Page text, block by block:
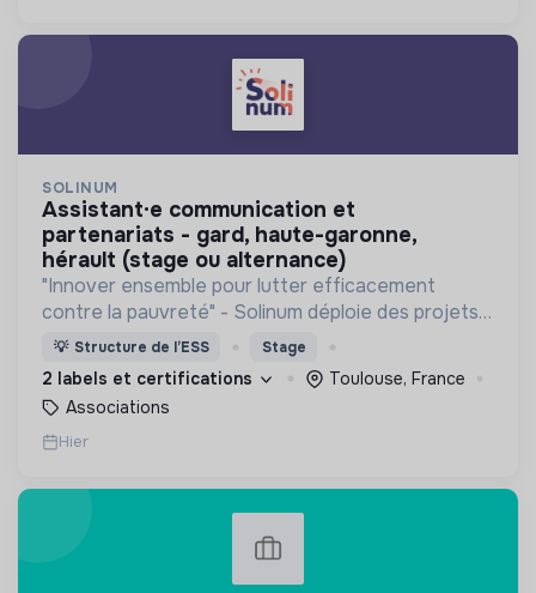
SOLINUM
assistant·e communication et
partenariats - gard, haute-garonne,
hérault (stage ou alternance)
"Innover ensemble pour lutter efficacement
contre la pauvreté" - Solinum déploie des projets
d'innovation sociale qui utilisent le numérique pour
participer à la lutte contre la pauvreté
💡 Structure de l’ESS Stage
2 labels et certifications
Toulouse, France
Associations
Hier